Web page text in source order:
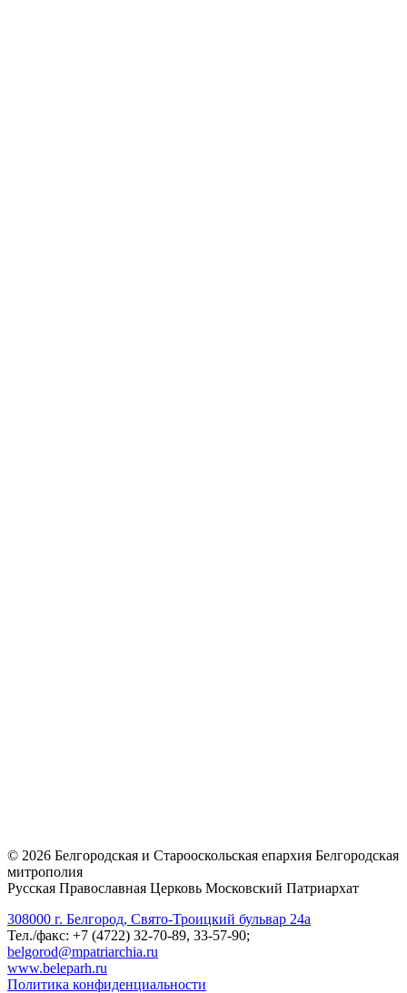
© 2026 Белгородская и Старооскольская епархия Белгородская
митрополия
Русская Православная Церковь Московский Патриархат
308000 г. Белгород, Свято-Троицкий бульвар 24а
Тел./факс: +7 (4722) 32-70-89, 33-57-90;
belgorod@mpatriarchia.ru
www.beleparh.ru
Политика конфиденциальности